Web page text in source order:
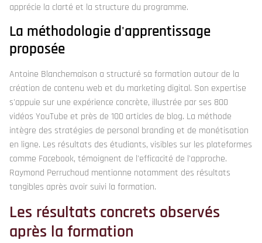
apprécie la clarté et la structure du programme.
La méthodologie d'apprentissage
proposée
Antoine Blanchemaison a structuré sa formation autour de la
création de contenu web et du marketing digital. Son expertise
s'appuie sur une expérience concrète, illustrée par ses 800
vidéos YouTube et près de 100 articles de blog. La méthode
intègre des stratégies de personal branding et de monétisation
en ligne. Les résultats des étudiants, visibles sur les plateformes
comme Facebook, témoignent de l'efficacité de l'approche.
Raymond Perruchoud mentionne notamment des résultats
tangibles après avoir suivi la formation.
Les résultats concrets observés
après la formation